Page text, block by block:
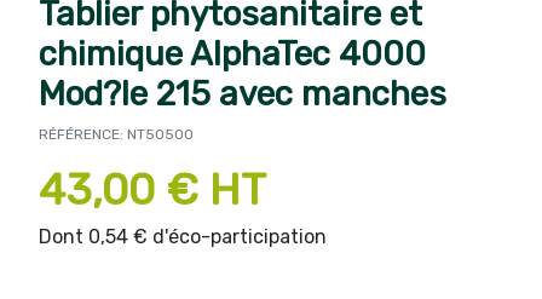
Tablier phytosanitaire et
chimique AlphaTec 4000
Mod?le 215 avec manches
RÉFÉRENCE: NT50500
43,00 € HT
Dont 0,54 € d'éco-participation